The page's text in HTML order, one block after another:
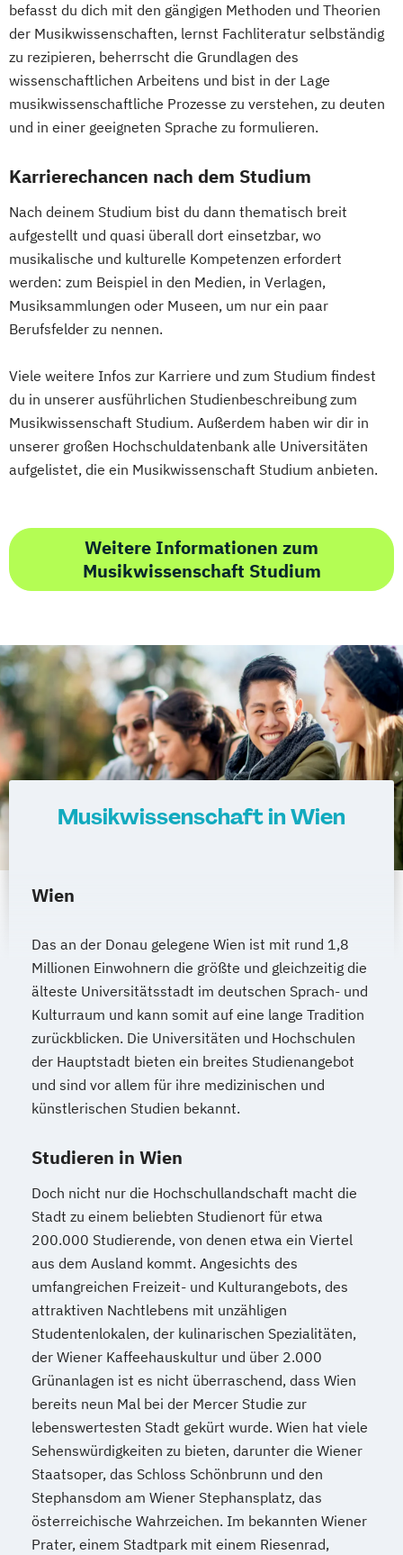
Ecology and Ecosystems
Englisch (Lehramt)
English Language and Linguistics
English and American Studies
Environmental Sciences
Ernährungswissenschaften
Ethik für Schule und Beruf
Europäische Ethnologie
Evangelische Fachtheologie
Evangelische Religion (Lehramt)
Evolutionary Systems Biology Fennistik
Finno-Ugristik
Genetik und Entwicklungsbiologie
Geographie
Geographie und Wirtschaftskunde
(Lehramt)
Geschichte
(Lehramt)
Geschichtsforschung
Historische Hilfswissenschaften und
Griechisch (Lehramt)
HPS - History and Philosophy of Science
Haushaltsökonomie und Ernährung
(Lehramt)
Health and Physical Activity
Hungarologie
Indogermanistik und historische
Interdisziplinäre Osteuropastudien
Internationale Betriebswirtschaft
Internationale Betriebswirtschaft
Internationale Entwicklung
Internationale Rechtswissenschaften
Islamisch-Theologische Studien
Islamische Religionspädagogik
Italienisch (Lehramt) Japanologie
Kartographie und Geoinformation
Katholische Fachtheologie
Katholische Religion (Lehramt)
Klassische Archäologie
Klassische Philologie
Koreanologie
Kultur und Gesellschaft des modernen
Südasien
Kultur- und Sozialanthropologie
Kunstgeschichte Latein (Lehramt)
Lebensmittelchemie Mathematik
Mathematik (Lehramt) Medieninformatik
Meteorologie
Middle European interdisciplinary master's
programme in Cognitive Science
(MEi:CogSci)
Molekulare Biologie
befasst du dich mit den gängigen Methoden und Theorien
der Musikwissenschaften, lernst Fachliteratur selbständig
zu rezipieren, beherrscht die Grundlagen des
wissenschaftlichen Arbeitens und bist in der Lage
musikwissenschaftliche Prozesse zu verstehen, zu deuten
und in einer geeigneten Sprache zu formulieren.
Karrierechancen nach dem Studium
Nach deinem Studium bist du dann thematisch breit
aufgestellt und quasi überall dort einsetzbar, wo
musikalische und kulturelle Kompetenzen erfordert
werden: zum Beispiel in den Medien, in Verlagen,
Musiksammlungen oder Museen, um nur ein paar
Berufsfelder zu nennen.
Viele weitere Infos zur Karriere und zum Studium findest
du in unserer ausführlichen Studienbeschreibung zum
Musikwissenschaft Studium. Außerdem haben wir dir in
unserer großen Hochschuldatenbank alle Universitäten
aufgelistet, die ein Musikwissenschaft Studium anbieten.
Weitere Informationen zum
Musikwissenschaft Studium
Musikwissenschaft in Wien
Wien
Das an der Donau gelegene Wien ist mit rund 1,8
Millionen Einwohnern die größte und gleichzeitig die
älteste Universitätsstadt im deutschen Sprach- und
Kulturraum und kann somit auf eine lange Tradition
zurückblicken. Die Universitäten und Hochschulen
der Hauptstadt bieten ein breites Studienangebot
und sind vor allem für ihre medizinischen und
künstlerischen Studien bekannt.
Studieren in Wien
Doch nicht nur die Hochschullandschaft macht die
Stadt zu einem beliebten Studienort für etwa
200.000 Studierende, von denen etwa ein Viertel
aus dem Ausland kommt. Angesichts des
umfangreichen Freizeit- und Kulturangebots, des
attraktiven Nachtlebens mit unzähligen
Studentenlokalen, der kulinarischen Spezialitäten,
der Wiener Kaffeehauskultur und über 2.000
Grünanlagen ist es nicht überraschend, dass Wien
bereits neun Mal bei der Mercer Studie zur
lebenswertesten Stadt gekürt wurde. Wien hat viele
Sehenswürdigkeiten zu bieten, darunter die Wiener
Staatsoper, das Schloss Schönbrunn und den
Stephansdom am Wiener Stephansplatz, das
österreichische Wahrzeichen. Im bekannten Wiener
Prater, einem Stadtpark mit einem Riesenrad,